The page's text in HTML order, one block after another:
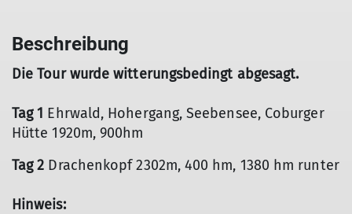
Beschreibung
Die Tour wurde witterungsbedingt abgesagt.
Tag 1 Ehrwald, Hohergang, Seebensee, Coburger
Hütte 1920m, 900hm
Tag 2 Drachenkopf 2302m, 400 hm, 1380 hm runter
Hinweis: